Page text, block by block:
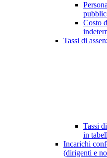
Costo
Tassi di
Tassi
in
Incarichi
(dirigenti e